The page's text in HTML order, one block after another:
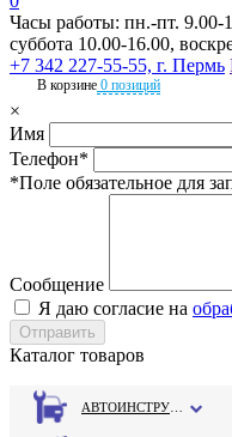
Часы работы: пн.-пт. 9.00-
суббота 10.00-16.00,
+7 342 227-55-55, г. Пермь
В корзине 0 позиций
×
Имя
Телефон*
*Поле обязательное для
Сообщение
Я даю согласие на
Каталог товаров